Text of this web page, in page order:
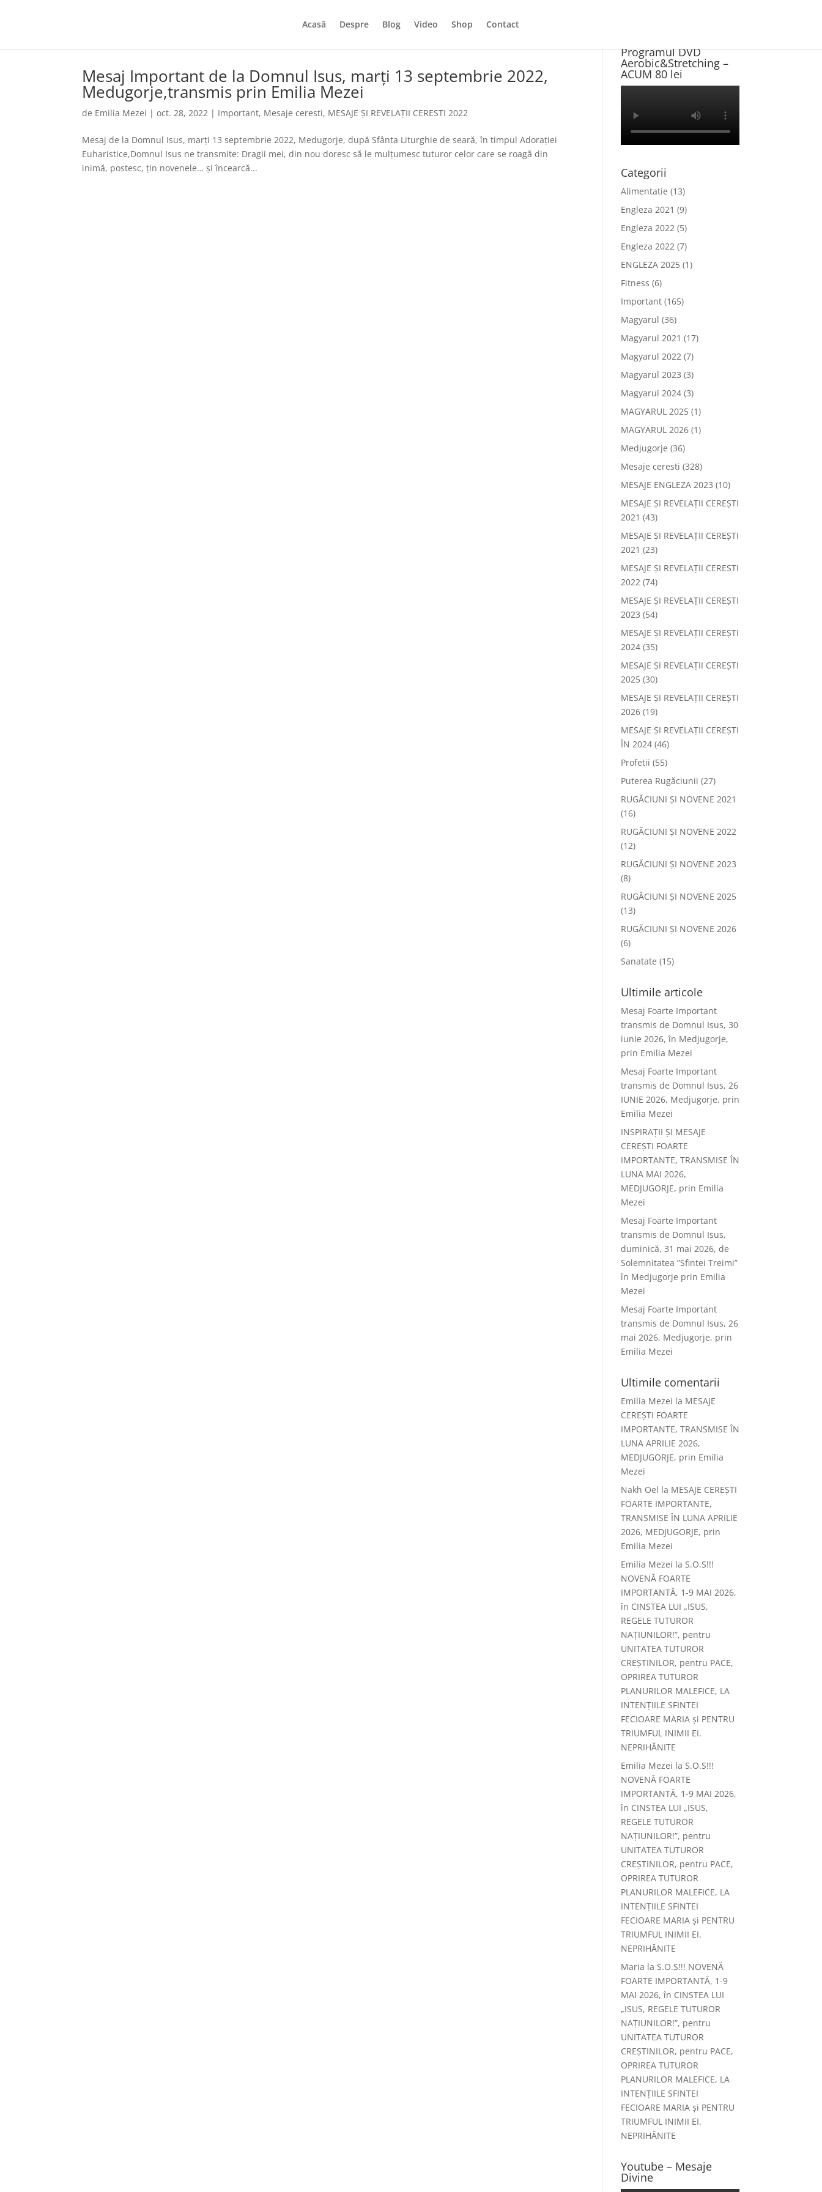
Acasă Despre Blog Video Shop Contact
Mesaj Important de la Domnul Isus, marți 13 septembrie 2022,
Medugorje,transmis prin Emilia Mezei
de Emilia Mezei |oct. 28, 2022 | Important, Mesaje ceresti, MESAJE ȘI REVELAȚII CERESTI 2022
Mesaj de la Domnul Isus, marți 13 septembrie 2022, Medugorje, după Sfânta Liturghie de seară, în timpul Adorației
Euharistice,Domnul Isus ne transmite: Dragii mei, din nou doresc să le mulțumesc tuturor celor care se roagă din
inimă, postesc, țin novenele… și încearcă...
Programul DVD
Aerobic&Stretching –
ACUM 80 lei
Categorii
Alimentatie (13)
Engleza 2021 (9)
Engleza 2022 (5)
Engleza 2022 (7)
ENGLEZA 2025 (1)
Fitness (6)
Important (165)
Magyarul (36)
Magyarul 2021 (17)
Magyarul 2022 (7)
Magyarul 2023 (3)
Magyarul 2024 (3)
MAGYARUL 2025 (1)
MAGYARUL 2026 (1)
Medjugorje (36)
Mesaje ceresti (328)
MESAJE ENGLEZA 2023 (10)
MESAJE ȘI REVELAȚII CEREȘTI
2021 (43)
MESAJE ȘI REVELAȚII CEREȘTI
2021 (23)
MESAJE ȘI REVELAȚII CERESTI
2022 (74)
MESAJE ȘI REVELAȚII CEREȘTI
2023 (54)
MESAJE ȘI REVELAȚII CEREȘTI
2024 (35)
MESAJE ȘI REVELAȚII CEREȘTI
2025 (30)
MESAJE ȘI REVELAȚII CEREȘTI
2026 (19)
MESAJE ȘI REVELAȚII CEREȘTI
ÎN 2024 (46)
Profetii (55)
Puterea Rugăciunii (27)
RUGĂCIUNI ȘI NOVENE 2021
(16)
RUGĂCIUNI ȘI NOVENE 2022
(12)
RUGĂCIUNI ȘI NOVENE 2023
(8)
RUGĂCIUNI ȘI NOVENE 2025
(13)
RUGĂCIUNI ȘI NOVENE 2026
(6)
Sanatate (15)
Ultimile articole
Mesaj Foarte Important
transmis de Domnul Isus, 30
iunie 2026, în Medjugorje,
prin Emilia Mezei
Mesaj Foarte Important
transmis de Domnul Isus, 26
IUNIE 2026, Medjugorje, prin
Emilia Mezei
INSPIRAȚII ȘI MESAJE
CEREȘTI FOARTE
IMPORTANTE, TRANSMISE ÎN
LUNA MAI 2026,
MEDJUGORJE, prin Emilia
Mezei
Mesaj Foarte Important
transmis de Domnul Isus,
duminică, 31 mai 2026, de
Solemnitatea ”Sfintei Treimi”
în Medjugorje prin Emilia
Mezei
Mesaj Foarte Important
transmis de Domnul Isus, 26
mai 2026, Medjugorje, prin
Emilia Mezei
Ultimile comentarii
Emilia Mezei la MESAJE
CEREȘTI FOARTE
IMPORTANTE, TRANSMISE ÎN
LUNA APRILIE 2026,
MEDJUGORJE, prin Emilia
Mezei
Nakh Oel la MESAJE CEREȘTI
FOARTE IMPORTANTE,
TRANSMISE ÎN LUNA APRILIE
2026, MEDJUGORJE, prin
Emilia Mezei
Emilia Mezei laS.O.S!!!
NOVENĂ FOARTE
IMPORTANTĂ, 1-9 MAI 2026,
în CINSTEA LUI „ISUS,
REGELE TUTUROR
NAȚIUNILOR!”, pentru
UNITATEA TUTUROR
CREȘTINILOR, pentru PACE,
OPRIREA TUTUROR
PLANURILOR MALEFICE, LA
INTENȚIILE SFINTEI
FECIOARE MARIA și PENTRU
TRIUMFUL INIMII EI.
NEPRIHĂNITE
Emilia Mezei laS.O.S!!!
NOVENĂ FOARTE
IMPORTANTĂ, 1-9 MAI 2026,
în CINSTEA LUI „ISUS,
REGELE TUTUROR
NAȚIUNILOR!”, pentru
UNITATEA TUTUROR
CREȘTINILOR, pentru PACE,
OPRIREA TUTUROR
PLANURILOR MALEFICE, LA
INTENȚIILE SFINTEI
FECIOARE MARIA și PENTRU
TRIUMFUL INIMII EI.
NEPRIHĂNITE
Maria laS.O.S!!! NOVENĂ
FOARTE IMPORTANTĂ, 1-9
MAI 2026, în CINSTEA LUI
„ISUS, REGELE TUTUROR
NAȚIUNILOR!”, pentru
UNITATEA TUTUROR
CREȘTINILOR, pentru PACE,
OPRIREA TUTUROR
PLANURILOR MALEFICE, LA
INTENȚIILE SFINTEI
FECIOARE MARIA și PENTRU
TRIUMFUL INIMII EI.
NEPRIHĂNITE
Youtube – Mesaje
Divine